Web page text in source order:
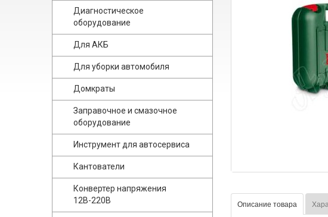
Диагностическое
оборудование
Для АКБ
Для уборки автомобиля
Домкраты
Заправочное и смазочное
оборудование
Инструмент для автосервиса
Кантователи
Конвертер напряжения
12В-220В
Описание товара